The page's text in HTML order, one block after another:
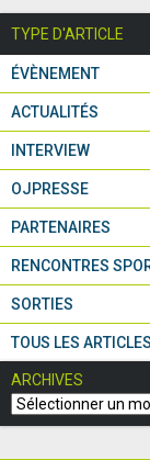
TYPE D'ARTICLE
ÉVÈNEMENT
ACTUALITÉS
INTERVIEW
OJPRESSE
PARTENAIRES
RENCONTRES
SORTIES
TOUS LES ARTICLES
ARCHIVES